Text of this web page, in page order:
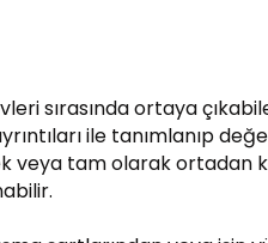
sırasında ortaya
ile tanımlanıp
veya tam olarak ortadan